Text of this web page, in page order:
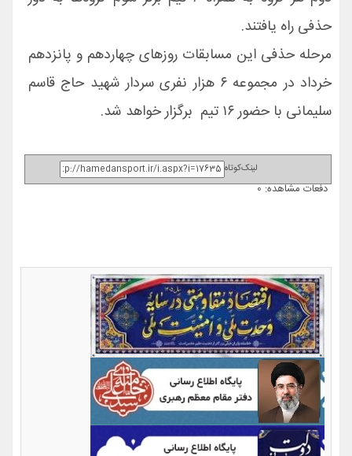
حذفی راه یافتند.
مرحله حذفی این مسابقات روزهای چهاردهم و پانزدهم
خرداد در مجموعه ۶ هزار نفری سردار شهید حاج قاسم
سلیمانی با حضور ۱۶ تیم برگزار خواهد شد.
لینک‌کوتاه
دفعات مشاهده: 0